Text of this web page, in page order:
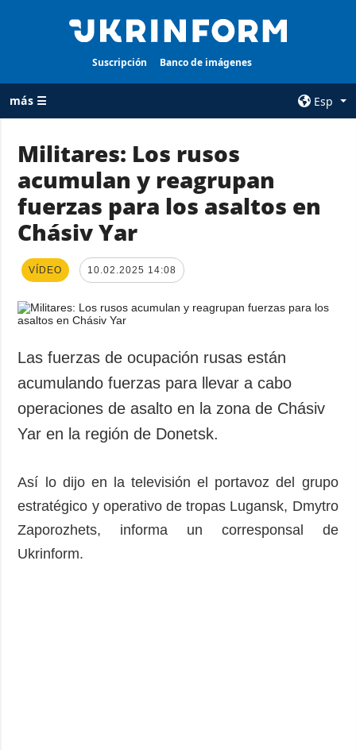
Suscripción Banco de imágenes
más ☰
Esp
TODAS LAS
Guerra
Reconstrucción
de Ucrania
Economía
Sociedad y
Cultura
Deportes
Crimen
emergencias
AGENCIA
sobre la agencia
protección de
ADICIONAL
Podcasts
Publicaciones
SERVICIOS
Suscripción
Militares: Los rusos
acumulan y reagrupan
fuerzas para los asaltos en
Chásiv Yar
VÍDEO 10.02.2025 14:08
Las fuerzas de ocupación rusas están
acumulando fuerzas para llevar a cabo
operaciones de asalto en la zona de Chásiv
Yar en la región de Donetsk.
Así lo dijo en la televisión el portavoz del grupo
estratégico y operativo de tropas Lugansk, Dmytro
Zaporozhets, informa un corresponsal de
Ukrinform.